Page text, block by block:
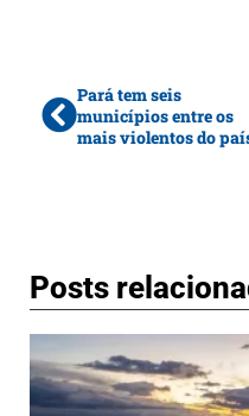
Pará tem seis
municípios entre os
mais violentos do
Posts